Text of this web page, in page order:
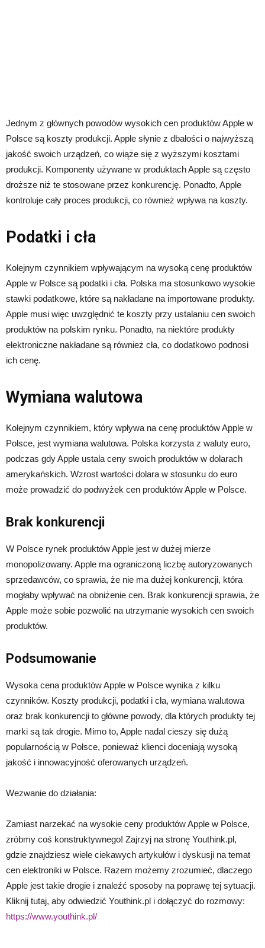
Jednym z głównych powodów wysokich cen produktów Apple w
Polsce są koszty produkcji. Apple słynie z dbałości o najwyższą
jakość swoich urządzeń, co wiąże się z wyższymi kosztami
produkcji. Komponenty używane w produktach Apple są często
droższe niż te stosowane przez konkurencję. Ponadto, Apple
kontroluje cały proces produkcji, co również wpływa na koszty.
Podatki i cła
Kolejnym czynnikiem wpływającym na wysoką cenę produktów
Apple w Polsce są podatki i cła. Polska ma stosunkowo wysokie
stawki podatkowe, które są nakładane na importowane produkty.
Apple musi więc uwzględnić te koszty przy ustalaniu cen swoich
produktów na polskim rynku. Ponadto, na niektóre produkty
elektroniczne nakładane są również cła, co dodatkowo podnosi
ich cenę.
Wymiana walutowa
Kolejnym czynnikiem, który wpływa na cenę produktów Apple w
Polsce, jest wymiana walutowa. Polska korzysta z waluty euro,
podczas gdy Apple ustala ceny swoich produktów w dolarach
amerykańskich. Wzrost wartości dolara w stosunku do euro
może prowadzić do podwyżek cen produktów Apple w Polsce.
Brak konkurencji
W Polsce rynek produktów Apple jest w dużej mierze
monopolizowany. Apple ma ograniczoną liczbę autoryzowanych
sprzedawców, co sprawia, że nie ma dużej konkurencji, która
mogłaby wpływać na obniżenie cen. Brak konkurencji sprawia, że
Apple może sobie pozwolić na utrzymanie wysokich cen swoich
produktów.
Podsumowanie
Wysoka cena produktów Apple w Polsce wynika z kilku
czynników. Koszty produkcji, podatki i cła, wymiana walutowa
oraz brak konkurencji to główne powody, dla których produkty tej
marki są tak drogie. Mimo to, Apple nadal cieszy się dużą
popularnością w Polsce, ponieważ klienci doceniają wysoką
jakość i innowacyjność oferowanych urządzeń.
Wezwanie do działania:
Zamiast narzekać na wysokie ceny produktów Apple w Polsce,
zróbmy coś konstruktywnego! Zajrzyj na stronę Youthink.pl,
gdzie znajdziesz wiele ciekawych artykułów i dyskusji na temat
cen elektroniki w Polsce. Razem możemy zrozumieć, dlaczego
Apple jest takie drogie i znaleźć sposoby na poprawę tej sytuacji.
Kliknij tutaj, aby odwiedzić Youthink.pl i dołączyć do rozmowy:
https://www.youthink.pl/